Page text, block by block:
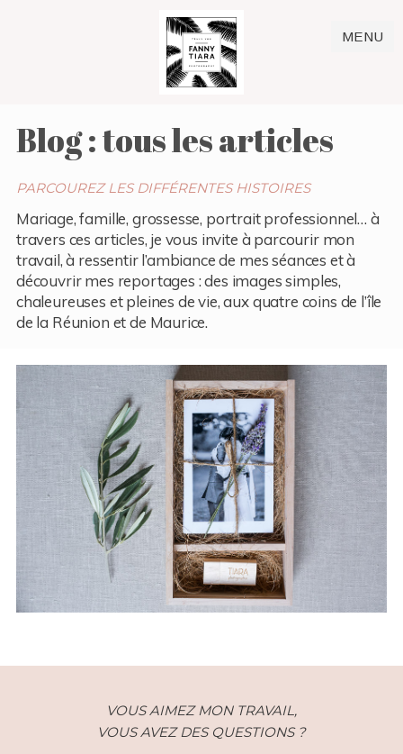
MENU
Blog : tous les articles
PARCOUREZ LES DIFFÉRENTES HISTOIRES
Mariage, famille, grossesse, portrait professionnel… à
travers ces articles, je vous invite à parcourir mon
travail, à ressentir l’ambiance de mes séances et à
découvrir mes reportages : des images simples,
chaleureuses et pleines de vie, aux quatre coins de l’île
de la Réunion et de Maurice.
Packaging 2015 – Photographe
de mariage
VOUS AIMEZ MON TRAVAIL,
VOUS AVEZ DES QUESTIONS ?